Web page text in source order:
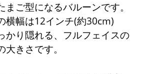
ご型になるバルーンです。
横幅は12インチ(約30cm)
かり隠れる、フルフェイスの
きさです。